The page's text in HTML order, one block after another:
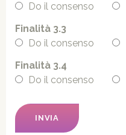
Do il consenso
Finalità 3.3
Do il consenso
Finalità 3.4
Do il consenso